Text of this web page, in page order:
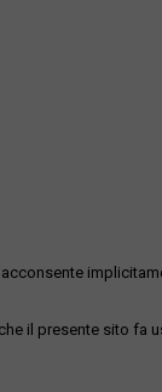
il presente sito fa